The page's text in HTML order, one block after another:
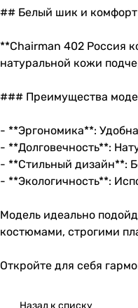
## Белый шик и комфорт
**Chairman 402 Россия
натуральной кожи
### Преимущества
- **Эргономика**:
- **Долговечность**:
- **Стильный дизайн**:
- **Экологичность**:
Модель идеально
костюмами, строгими
Откройте для себя